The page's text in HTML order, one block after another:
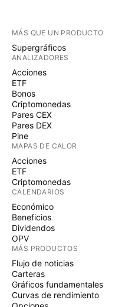
MÁS QUE UN PRODUCTO
Supergráficos
ANALIZADORES
Acciones
ETF
Bonos
Criptomonedas
Pares CEX
Pares DEX
Pine
MAPAS DE CALOR
Acciones
ETF
Criptomonedas
CALENDARIOS
Económico
Beneficios
Dividendos
OPV
MÁS PRODUCTOS
Flujo de noticias
Carteras
Gráficos fundamentales
Curvas de rendimiento